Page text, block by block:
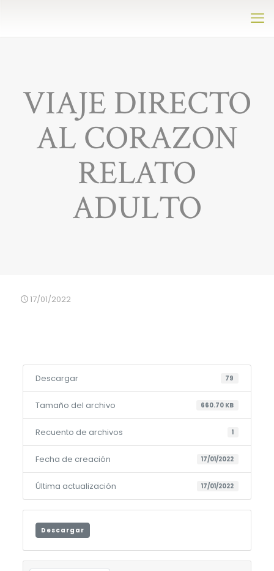
VIAJE DIRECTO
AL CORAZON
RELATO
ADULTO
17/01/2022
Descargar 79
Tamaño del archivo 660.70 KB
Recuento de archivos 1
Fecha de creación 17/01/2022
Última actualización 17/01/2022
Descargar